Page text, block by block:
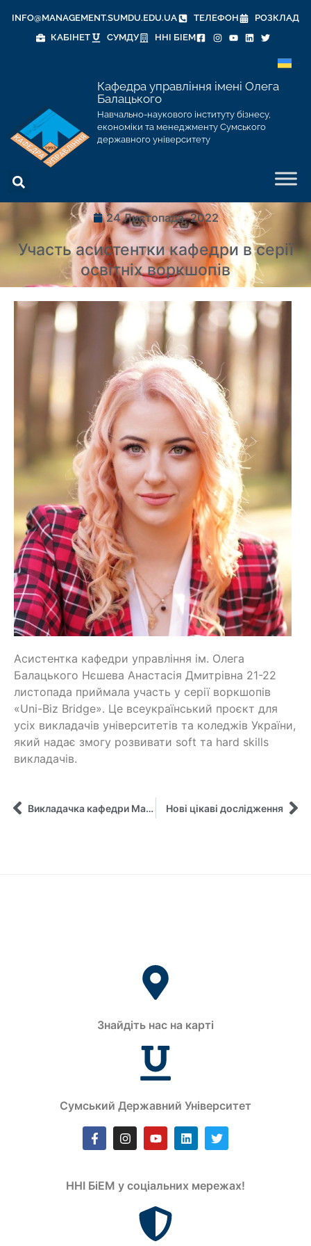
INFO@MANAGEMENT.SUMDU.EDU.UA ТЕЛЕФОН
РОЗКЛАД
КАБІНЕТ
СУМДУ ННІ БІЕМ
Кафедра управління імені Олега
Балацького
Навчально-наукового інституту бізнесу,
економіки та менеджменту Сумського
державного університету
24 Листопада, 2022
Участь асистентки кафедри в серії
освітніх воркшопів
Асистентка кафедри управління ім. Олега
Балацького Нєшева Анастасія Дмитрівна 21-22
листопада приймала участь у серії воркшопів
«Uni-Biz Bridge». Це всеукраїнський проєкт для
усіх викладачів університетів та коледжів України,
який надає змогу розвивати soft та hard skills
викладачів.
Викладачка кафедри Майбороди Т.М. – учасниця тренінгу від Європейської дипломатичної академії Нові цікаві дослідження
Знайдіть нас на карті
Сумський Державний Університет
ННІ БіЕМ у соціальних мережах!